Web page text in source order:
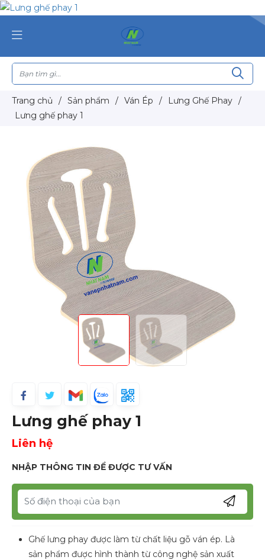
Trang chủ / Sản phẩm / Ván Ép / Lưng Ghế Phay /
Lưng ghế phay 1
Lưng ghế phay 1
Liên hệ
NHẬP THÔNG TIN ĐỂ ĐƯỢC TƯ VẤN
Ghế lưng phay được làm từ chất liệu gỗ ván ép. Là
sản phẩm được hình thành từ công nghệ sản xuất